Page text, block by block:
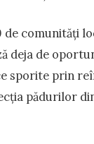
de comunități
deja de
sporite prin
pădurilor